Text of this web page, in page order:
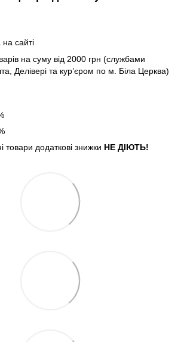
сайті
на суму від 2000 грн (службами
Делівері та кур’єром по м. Біла Церква)
товари додаткові знижки НЕ ДІЮТЬ!